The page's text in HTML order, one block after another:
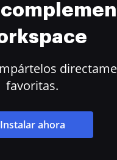
favoritas.
Instalar ahora